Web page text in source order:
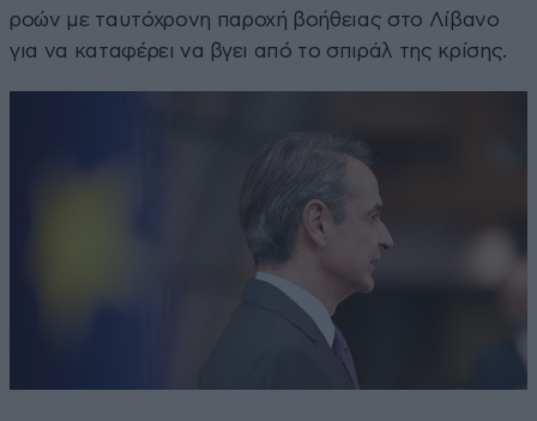
ροών με ταυτόχρονη παροχή βοήθειας στο Λίβανο
για να καταφέρει να βγει από το σπιράλ της κρίσης.